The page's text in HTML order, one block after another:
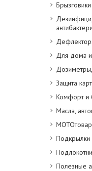
Брызговики
Для дома
Защита
Комфорт и
Масла,
Подкрылки
Полезные